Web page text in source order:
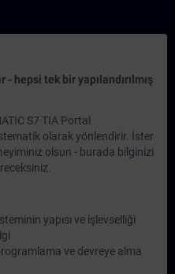
hepsi tek bir yapılandırılmış
S7 TIA Portal
olarak yönlendirir. İster
olsun - burada bilginizi
yapısı ve işlevselliği
ve devreye alma